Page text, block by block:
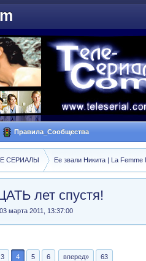
Правила_Сообщества
СЕРИАЛЫ Ее звали Никита | La Femme
лет спустя!
марта 2011, 13:37:00
3 4 5 6 вперед» 63